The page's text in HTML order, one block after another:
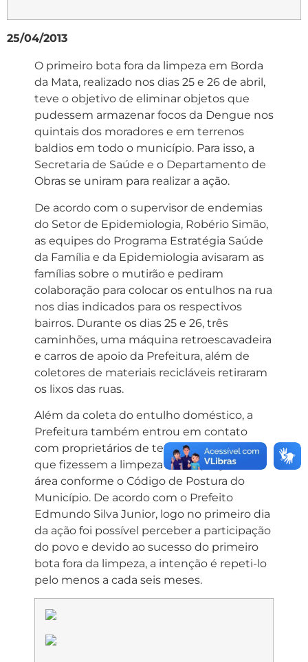
25/04/2013
O primeiro bota fora da limpeza em Borda
da Mata, realizado nos dias 25 e 26 de abril,
teve o objetivo de eliminar objetos que
pudessem armazenar focos da Dengue nos
quintais dos moradores e em terrenos
baldios em todo o município. Para isso, a
Secretaria de Saúde e o Departamento de
Obras se uniram para realizar a ação.
De acordo com o supervisor de endemias
do Setor de Epidemiologia, Robério Simão,
as equipes do Programa Estratégia Saúde
da Família e da Epidemiologia avisaram as
famílias sobre o mutirão e pediram
colaboração para colocar os entulhos na rua
nos dias indicados para os respectivos
bairros. Durante os dias 25 e 26, três
caminhões, uma máquina retroescavadeira
e carros de apoio da Prefeitura, além de
coletores de materiais recicláveis retiraram
os lixos das ruas.
Além da coleta do entulho doméstico, a
Prefeitura também entrou em contato
com proprietários de terrenos baldios para
que fizessem a limpeza e adequação da
área conforme o Código de Postura do
Município. De acordo com o Prefeito
Edmundo Silva Junior, logo no primeiro dia
da ação foi possível perceber a participação
do povo e devido ao sucesso do primeiro
bota fora da limpeza, a intenção é repeti-lo
pelo menos a cada seis meses.